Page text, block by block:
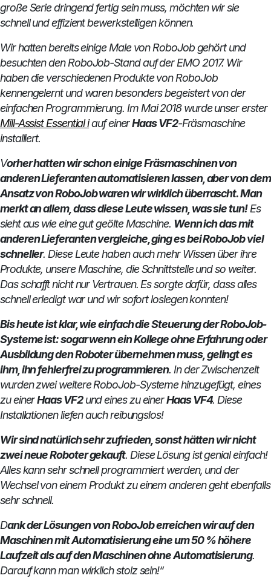
große Serie dringend fertig sein muss, möchten wir sie
schnell und effizient bewerkstelligen können.
Wir hatten bereits einige Male von RoboJob gehört und
besuchten den RoboJob-Stand auf der EMO 2017. Wir
haben die verschiedenen Produkte von RoboJob
kennengelernt und waren besonders begeistert von der
einfachen Programmierung. Im Mai 2018 wurde unser erster
Mill-Assist Essential iauf einerHaas VF2-Fräsmaschine
installiert.
Vorher hatten wir schon einige Fräsmaschinen von
anderen Lieferanten automatisieren lassen, aber von dem
Ansatz von RoboJob waren wir wirklich überrascht. Man
merkt an allem, dass diese Leute wissen, was sie tun! Es
sieht aus wie eine gut geölte Maschine. Wenn ich das mit
anderen Lieferanten vergleiche, ging es bei RoboJob viel
schneller. Diese Leute haben auch mehr Wissen über ihre
Produkte, unsere Maschine, die Schnittstelle und so weiter.
Das schafft nicht nur Vertrauen. Es sorgte dafür, dass alles
schnell erledigt war und wir sofort loslegen konnten!
Bis heute ist klar, wie einfach die Steuerung der RoboJob-
Systeme ist: sogar wenn ein Kollege ohne Erfahrung oder
Ausbildung den Roboter übernehmen muss, gelingt es
ihm, ihn fehlerfrei zu programmieren. In der Zwischenzeit
wurden zwei weitere RoboJob-Systeme hinzugefügt, eines
zu einerHaas VF2und eines zu einerHaas VF4. Diese
Installationen liefen auch reibungslos!
Wir sind natürlich sehr zufrieden, sonst hätten wir nicht
zwei neue Roboter gekauft. Diese Lösung ist genial einfach!
Alles kann sehr schnell programmiert werden, und der
Wechsel von einem Produkt zu einem anderen geht ebenfalls
sehr schnell.
Dank der Lösungen von RoboJob erreichen wir auf den
Maschinen mit Automatisierung eine um 50 % höhere
Laufzeit als auf den Maschinen ohne Automatisierung.
Darauf kann man wirklich stolz sein!“